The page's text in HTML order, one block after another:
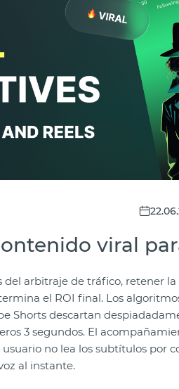
viral
del arbitraje de tráfico, retener
el ROI final. Los
Shorts descartan
3 segundos. El
usuario no lea los subtítulos por
al instante.